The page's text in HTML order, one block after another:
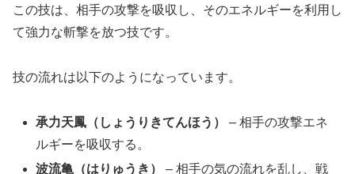
この技は、相手の攻撃を吸収し、そのエネルギーを利用し
て強力な斬撃を放つ技です。
技の流れは以下のようになっています。
承力天鳳（しょうりきてんほう）
– 相手の攻撃エネ
ルギーを吸収する。
波流亀（はりゅうき）
– 相手の気の流れを乱し、戦